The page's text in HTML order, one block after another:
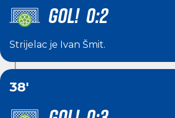
GOL! 0:2
Strijelac je Ivan Šmit.
38'